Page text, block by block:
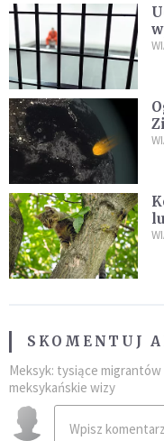
SKOMENTUJ
Meksyk: tysiące migrantów
meksykańskie wizy